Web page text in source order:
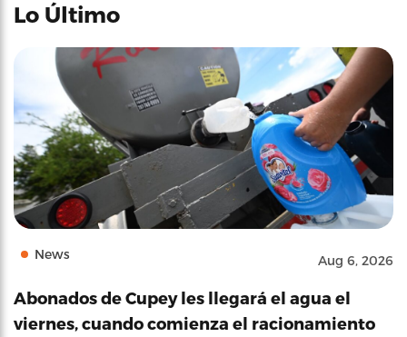
Lo Último
News Aug 6, 2026
Abonados de Cupey les llegará el agua el
viernes, cuando comienza el racionamiento